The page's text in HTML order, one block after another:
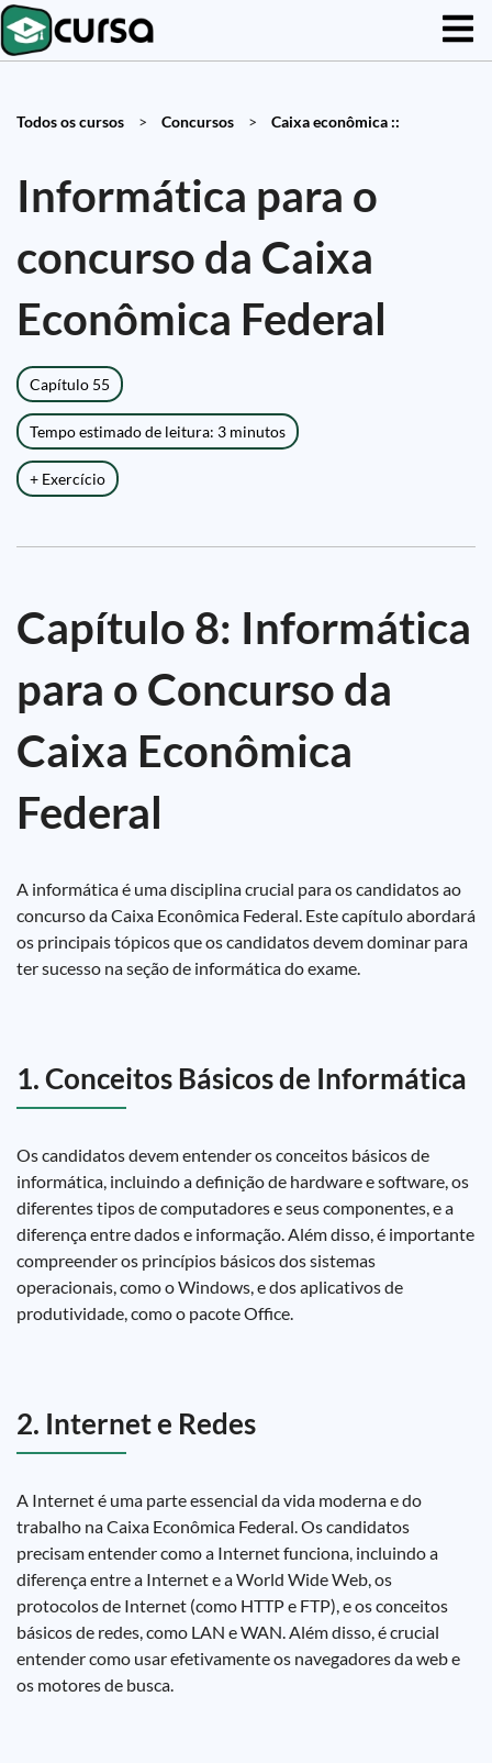
Todos os cursos > Concursos > Caixa econômica ::
Informática para o
concurso da Caixa
Econômica Federal
Capítulo 55
Tempo estimado de leitura: 3 minutos
+ Exercício
Capítulo 8: Informática
para o Concurso da
Caixa Econômica
Federal
A informática é uma disciplina crucial para os candidatos ao
concurso da Caixa Econômica Federal. Este capítulo abordará
os principais tópicos que os candidatos devem dominar para
ter sucesso na seção de informática do exame.
1. Conceitos Básicos de Informática
Os candidatos devem entender os conceitos básicos de
informática, incluindo a definição de hardware e software, os
diferentes tipos de computadores e seus componentes, e a
diferença entre dados e informação. Além disso, é importante
compreender os princípios básicos dos sistemas
operacionais, como o Windows, e dos aplicativos de
produtividade, como o pacote Office.
2. Internet e Redes
A Internet é uma parte essencial da vida moderna e do
trabalho na Caixa Econômica Federal. Os candidatos
precisam entender como a Internet funciona, incluindo a
diferença entre a Internet e a World Wide Web, os
protocolos de Internet (como HTTP e FTP), e os conceitos
básicos de redes, como LAN e WAN. Além disso, é crucial
entender como usar efetivamente os navegadores da web e
os motores de busca.